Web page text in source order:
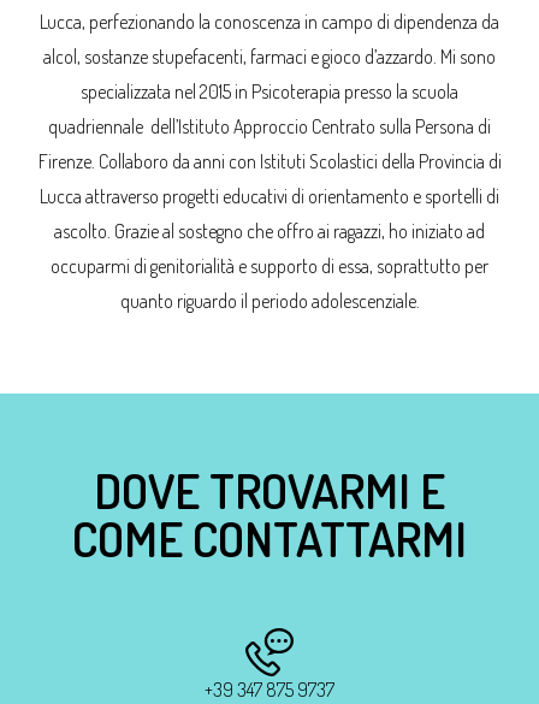
Lucca, perfezionando la conoscenza in campo di dipendenza da
alcol, sostanze stupefacenti, farmaci e gioco d’azzardo. Mi sono
specializzata nel 2015 in Psicoterapia presso la scuola
quadriennale dell’Istituto Approccio Centrato sulla Persona di
Firenze. Collaboro da anni con Istituti Scolastici della Provincia di
Lucca attraverso progetti educativi di orientamento e sportelli di
ascolto. Grazie al sostegno che offro ai ragazzi, ho iniziato ad
occuparmi di genitorialità e supporto di essa, soprattutto per
quanto riguardo il periodo adolescenziale.
DOVE TROVARMI E
COME CONTATTARMI
+39 347 875 9737